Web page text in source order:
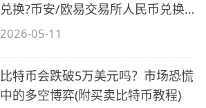
兑换?币安/欧易交易所人民币兑换
比特
2026-05-11
比特币会跌破5万美元吗？市场恐慌
中的多空博弈(附买卖比特币教程)